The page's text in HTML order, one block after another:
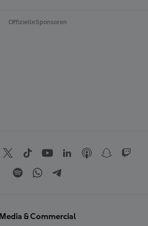
Offizielle Sponsoren
Media & Commercial